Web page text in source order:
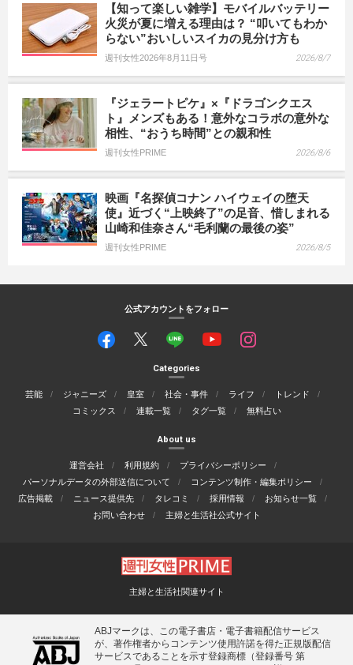
【知って楽しい雑学】モバイルバッテリー
火災が夏に増える理由は？ “叩いてもわか
らない”おいしいスイカの見分け方も
週刊女性2026年8月11日号 2026/8/7
『ジェラートピケ』×『ドラゴンクエス
ト』メンズもある！意外なコラボの意外な
相性、“おうち時間”との親和性
週刊女性PRIME 2026/8/6
映画『名探偵コナン ハイウェイの堕天
使』近づく“上映終了”の足音、惜しまれる
山崎和佳奈さん“毛利蘭の最後の姿”
週刊女性PRIME 2026/8/5
公式アカウントをフォロー
Categories
芸能 ジャニーズ 皇室 社会・事件 ライフ
トレンド
コミックス
連載一覧 タグ一覧 無料占い
About us
運営会社 利用規約
プライバシーポリシー
パーソナルデータの外部送信について
コンテンツ制作・編集ポリシー
広告掲載
ニュース提供先 タレコミ 採用情報
お知らせ一覧
お問い合わせ
主婦と生活社公式サイト
主婦と生活社関連サイト
ABJマークは、この電子書店・電子書籍配信サービス
が、著作権者からコンテンツ使用許諾を得た正規版配信
サービスであることを示す登録商標（登録番号 第